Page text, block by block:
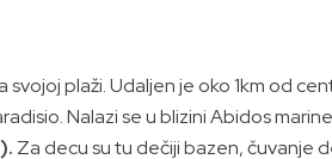
svojoj plaži. Udaljen je oko 1km od
Nalazi se u blizini Abidos
Za decu su tu dečiji bazen, čuvanje